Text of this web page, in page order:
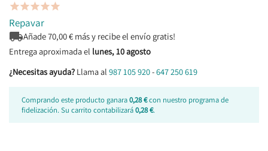

Repavar
Añade70,00€ más y recibe el envío gratis!
Entrega aproximada el lunes, 10 agosto
¿Necesitas ayuda? Llama al 987 105 920-647 250 619
Comprando este producto ganara0,28 €con nuestro programa de
fidelización. Su carrito contabilizará0,28 €.